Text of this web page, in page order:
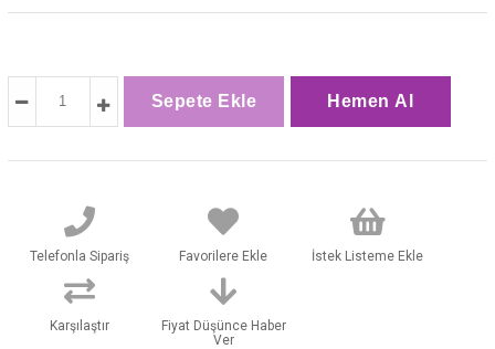
Telefonla Sipariş Favorilere Ekle İstek Listeme Ekle
Karşılaştır
Fiyat Düşünce Haber
Ver